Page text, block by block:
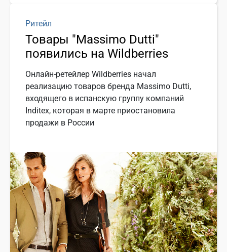
Ритейл
Товары "Massimo Dutti"
появились на Wildberries
Онлайн-ретейлер Wildberries начал
реализацию товаров бренда Massimo Dutti,
входящего в испанскую группу компаний
Inditex, которая в марте приостановила
продажи в России